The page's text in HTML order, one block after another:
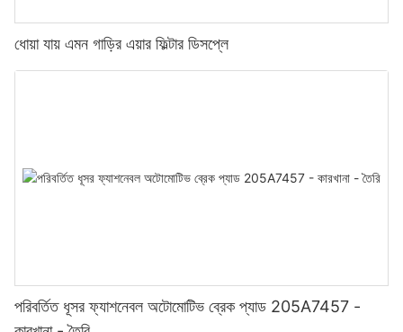
ধোয়া যায় এমন গাড়ির এয়ার ফিল্টার ডিসপ্লে
পরিবর্তিত ধূসর ফ্যাশনেবল অটোমোটিভ ব্রেক প্যাড 205A7457 -